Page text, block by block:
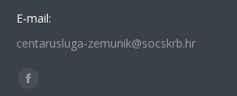
E-mail:
centarusluga-zemunik@socskrb.hr
Find us on:
Facebook